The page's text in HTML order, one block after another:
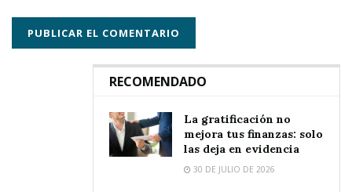
RECOMENDADO
La gratificación no
mejora tus finanzas: solo
las deja en evidencia
30 DE JULIO DE 2026